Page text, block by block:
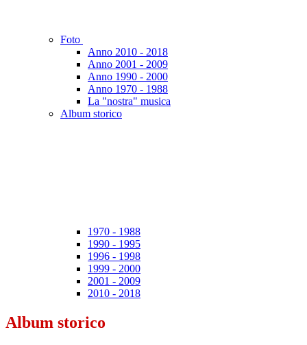
Foto
Anno 2010 - 2018
Anno 2001 - 2009
Anno 1990 - 2000
Anno 1970 - 1988
La "nostra" musica
Album storico
1970 - 1988
1990 - 1995
1996 - 1998
1999 - 2000
2001 - 2009
2010 - 2018
Album storico